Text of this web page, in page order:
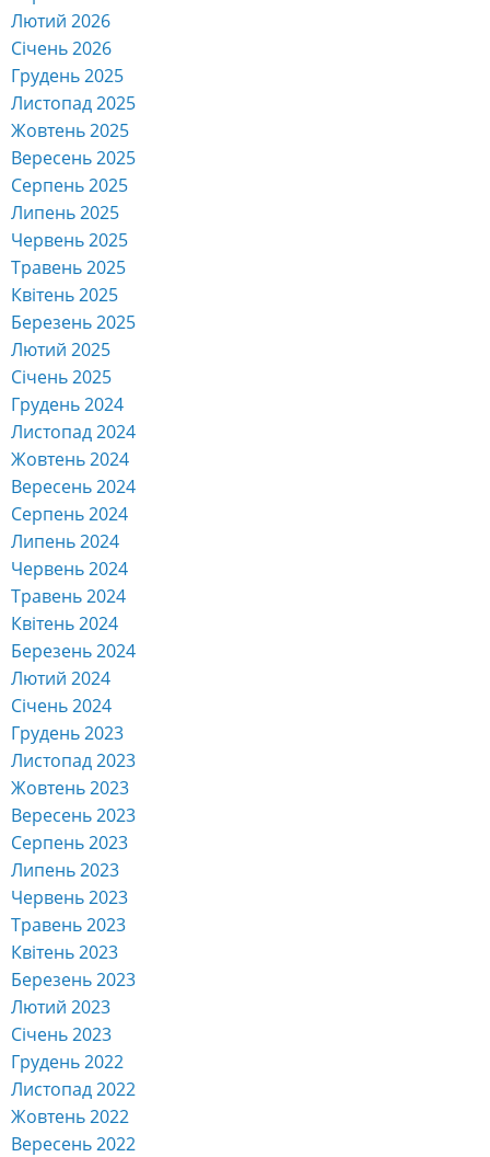
Лютий 2026
Січень 2026
Грудень 2025
Листопад 2025
Жовтень 2025
Вересень 2025
Серпень 2025
Липень 2025
Червень 2025
Травень 2025
Квітень 2025
Березень 2025
Лютий 2025
Січень 2025
Грудень 2024
Листопад 2024
Жовтень 2024
Вересень 2024
Серпень 2024
Липень 2024
Червень 2024
Травень 2024
Квітень 2024
Березень 2024
Лютий 2024
Січень 2024
Грудень 2023
Листопад 2023
Жовтень 2023
Вересень 2023
Серпень 2023
Липень 2023
Червень 2023
Травень 2023
Квітень 2023
Березень 2023
Лютий 2023
Січень 2023
Грудень 2022
Листопад 2022
Жовтень 2022
Вересень 2022